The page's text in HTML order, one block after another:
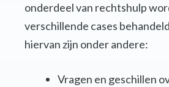
onderdeel van rechtshulp
verschillende cases
hiervan zijn onder andere:
Vragen en geschillen